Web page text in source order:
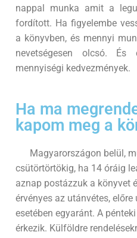
nappal munka amit a
fordított. Ha figyelembe
a könyvben, és mennyi
nevetségesen olcsó.
mennyiségi kedvezmények.
Ha ma
kapom meg a
Magyarországon belül,
csütörtörtökig, ha 14 óráig
aznap postázzuk a könyvet
érvényes az utánvétes,
esetében egyaránt. A
érkezik. Külföldre